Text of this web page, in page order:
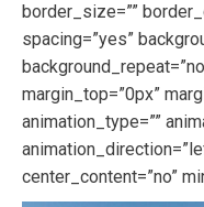
border_size=””
spacing=”yes”
margin_top=”0px”
animation_type=””
center_content=”no”